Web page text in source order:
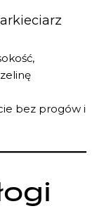
bez progów i